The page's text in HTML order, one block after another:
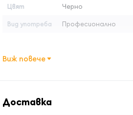
от накъсване
Цвят Черно
Вид употреба Професионално
Виж повече
Доставка